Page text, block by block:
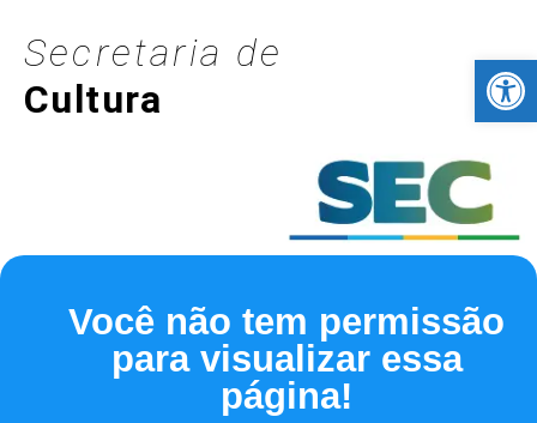
Secretaria de
Cultura
Você não tem permissão
para visualizar essa
página!
Barra de